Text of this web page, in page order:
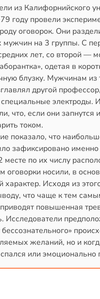
из Калифорнийского
году провели
оговорок. Они
на 3 группы. С
лет, со второй —
одетая в
блузку. Мужчинам из
другой
электроды.
что, если они запнутся
током.
показало, что
зафиксировано именно
месте по их числу
оговорки носили, в
характер. Исходя из
что чаще к тем
повышенная
Исследователи
желаний, но и
или эмоционально